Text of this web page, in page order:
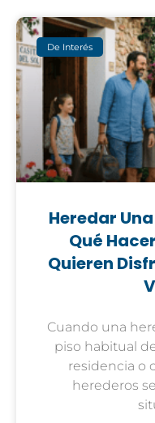
De Interés
Heredar
Qué
Quieren
Cuando una
piso habitual
residencia o
herederos